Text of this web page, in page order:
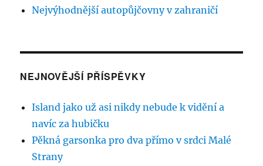
Nejvýhodnější autopůjčovny v zahraničí
NEJNOVĚJŠÍ PŘÍSPĚVKY
Island jako už asi nikdy nebude k vidění a
navíc za hubičku
Pěkná garsonka pro dva přímo v srdci Malé
Strany